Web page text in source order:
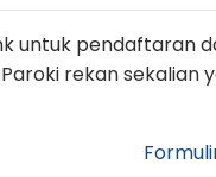
untuk pendaftaran
rekan sekalian